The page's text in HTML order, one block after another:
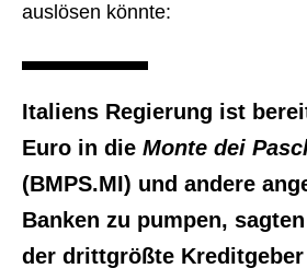
auslösen könnte:
Italiens Regierung ist
Euro in die Monte dei
(BMPS.MI) und andere
Banken zu pumpen,
der drittgrößte Kreditgeber